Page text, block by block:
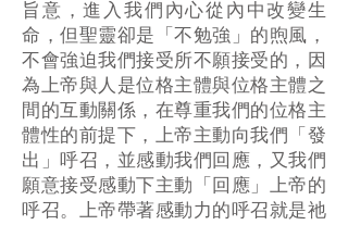
旨意，進入我們內心從內中改變生
命，但聖靈卻是「不勉強」的煦風，
不會強迫我們接受所不願接受的，因
為上帝與人是位格主體與位格主體之
間的互動關係，在尊重我們的位格主
體性的前提下，上帝主動向我們「發
出」呼召，並感動我們回應，又我們
願意接受感動下主動「回應」上帝的
呼召。上帝帶著感動力的呼召就是祂